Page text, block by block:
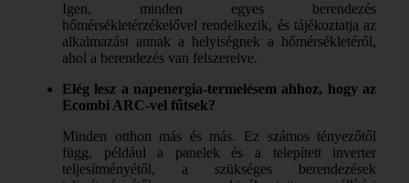
Igen, minden egyes berendezés
hőmérsékletérzékelővel rendelkezik, és tájékoztatja az
alkalmazást annak a helyiségnek a hőmérsékletéről,
ahol a berendezés van felszerelve.
Elég lesz a napenergia-termelésem ahhoz, hogy az
Ecombi ARC-vel fűtsek?
Minden otthon más és más. Ez számos tényezőtől
függ, például a panelek és a telepített inverter
teljesítményétől, a szükséges berendezések